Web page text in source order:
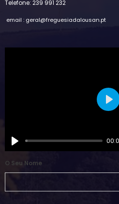
Telefone: 239 991 232
email : geral@freguesiadalousan.pt
Play
O Seu Nome